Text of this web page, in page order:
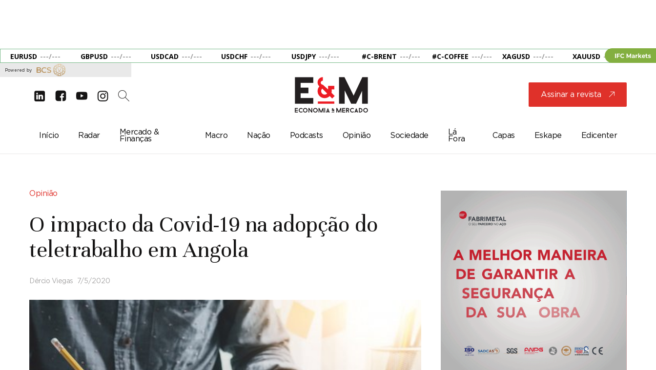
EURUSD ---/--- GBPUSD ---/--- USDCAD ---/--- USDCHF ---/--- USDJPY ---/--- #C-BRENT ---/--- #C-COFFEE ---/--- XAGUSD ---/--- XAUUSD --- ---
Powered by
d e g c 2 Assinar a revista j
Início Radar
Mercado &
Finanças
Macro Nação Podcasts Opinião Sociedade
Lá
Fora
Capas Eskape Edicenter
Opinião
O impacto da Covid-19 na adopção do
teletrabalho em Angola
Dércio Viegas 7/5/2020